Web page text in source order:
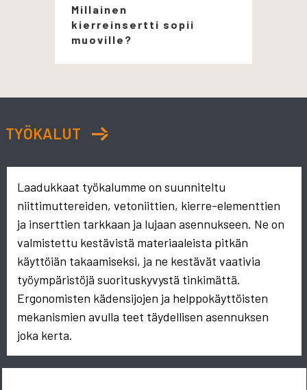
Millainen
kierreinsertti sopii
muoville?
TYÖKALUT
Laadukkaat työkalumme on suunniteltu
niittimuttereiden, vetoniittien, kierre-elementtien
ja inserttien tarkkaan ja lujaan asennukseen. Ne on
valmistettu kestävistä materiaaleista pitkän
käyttöiän takaamiseksi, ja ne kestävät vaativia
työympäristöjä suorituskyvystä tinkimättä.
Ergonomisten kädensijojen ja helppokäyttöisten
mekanismien avulla teet täydellisen asennuksen
joka kerta.